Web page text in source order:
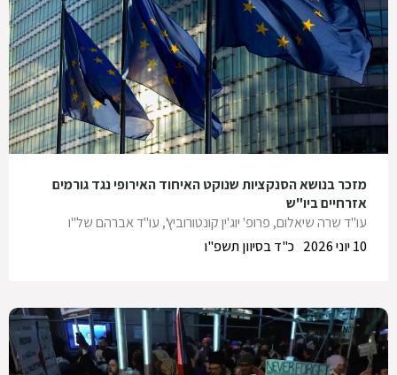
מזכר בנושא הסנקציות שנוקט האיחוד האירופי נגד גורמים
אזרחיים ביו"ש
עו"ד שרה שיאלום, פרופ' יוג'ין קונטורוביץ', עו"ד אברהם של"ו
כ"ד בסיוון תשפ"ו
10 יוני 2026